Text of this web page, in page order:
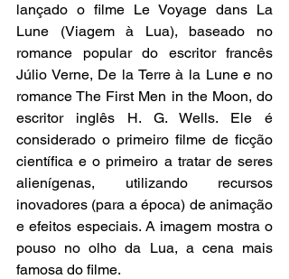
lançado o filme Le Voyage dans La
Lune (Viagem à Lua), baseado no
romance popular do escritor francês
Júlio Verne, De la Terre à la Lune e no
romance The First Men in the Moon, do
escritor inglês H. G. Wells. Ele é
considerado o primeiro filme de ficção
científica e o primeiro a tratar de seres
alienígenas, utilizando recursos
inovadores (para a época) de animação
e efeitos especiais. A imagem mostra o
pouso no olho da Lua, a cena mais
famosa do filme.